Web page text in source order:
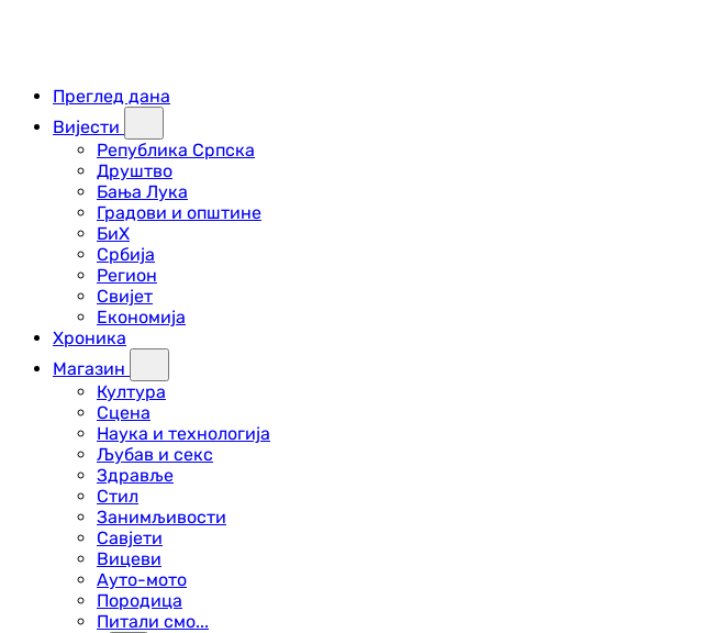
Преглед дана
Вијести
Република Српска
Друштво
Бања Лука
Градови и општине
БиХ
Србија
Регион
Свијет
Економија
Хроника
Магазин
Култура
Сцена
Наука и технологија
Љубав и секс
Здравље
Стил
Занимљивости
Савјети
Вицеви
Ауто-мото
Породица
Питали смо...